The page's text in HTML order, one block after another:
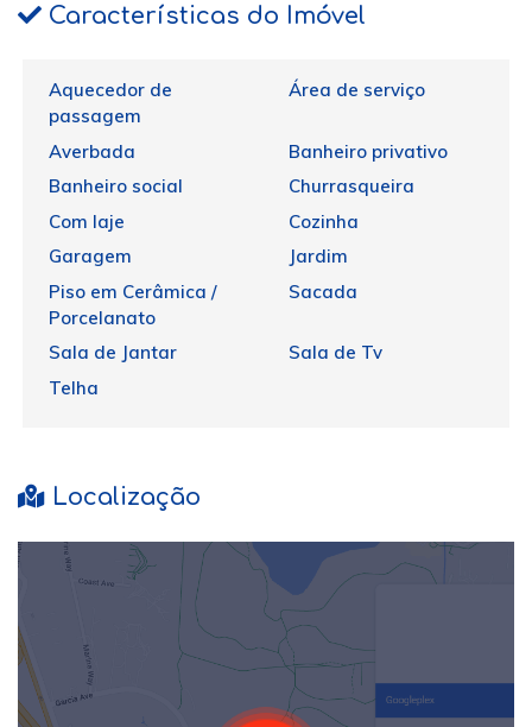
Características do Imóvel
Aquecedor de
passagem
Área de serviço
Averbada
Banheiro privativo
Banheiro social
Churrasqueira
Com laje
Cozinha
Garagem
Jardim
Piso em Cerâmica /
Porcelanato
Sacada
Sala de Jantar
Sala de Tv
Telha
Localização